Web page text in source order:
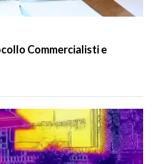
Commercialisti e